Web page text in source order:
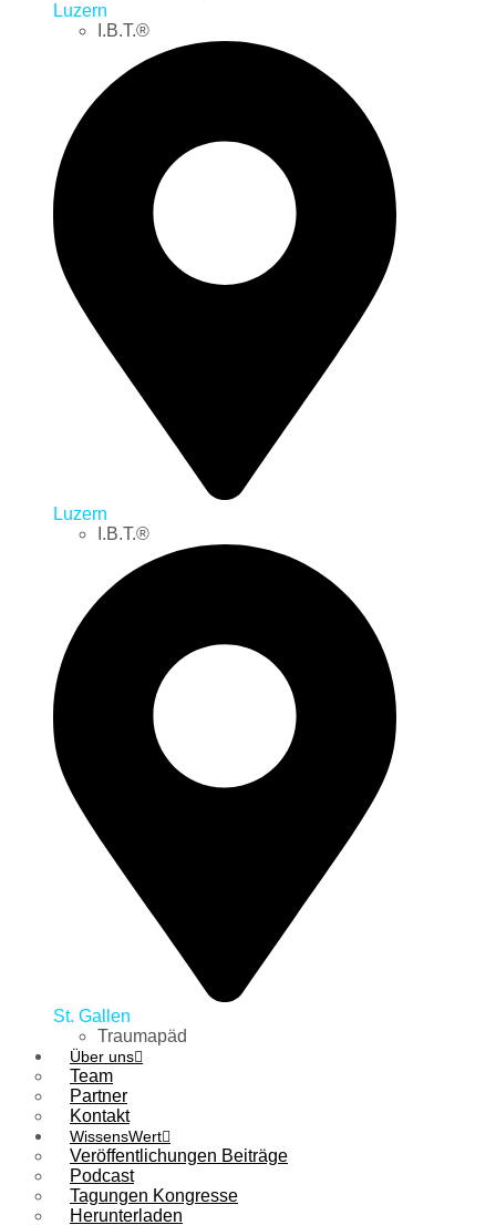
Luzern
I.B.T.®
Luzern
I.B.T.®
St. Gallen
Traumapäd
Über uns
Team
Partner
Kontakt
WissensWert
Veröffentlichungen Beiträge
Podcast
Tagungen Kongresse
Herunterladen